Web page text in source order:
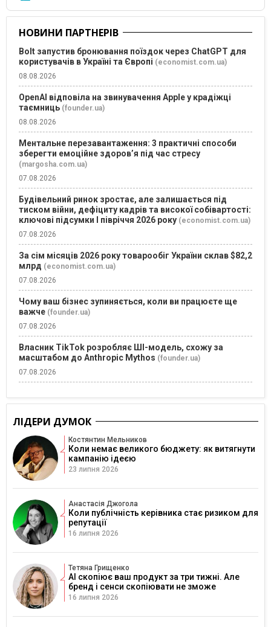
НОВИНИ ПАРТНЕРІВ
Bolt запустив бронювання поїздок через ChatGPT для
користувачів в Україні та Європі (economist.com.ua)
08.08.2026
OpenAI відповіла на звинувачення Apple у крадіжці
таємниць (founder.ua)
08.08.2026
Ментальне перезавантаження: 3 практичні способи
зберегти емоційне здоров’я під час стресу
(margosha.com.ua)
07.08.2026
Будівельний ринок зростає, але залишається під
тиском війни, дефіциту кадрів та високої собівартості:
ключові підсумки І півріччя 2026 року (economist.com.ua)
07.08.2026
За сім місяців 2026 року товарообіг України склав $82,2
млрд (economist.com.ua)
07.08.2026
Чому ваш бізнес зупиняється, коли ви працюєте ще
важче (founder.ua)
07.08.2026
Власник TikTok розробляє ШІ-модель, схожу за
масштабом до Anthropic Mythos (founder.ua)
07.08.2026
ЛІДЕРИ ДУМОК
Костянтин Мельников
Коли немає великого бюджету: як витягнути
кампанію ідеєю
23 липня 2026
Анастасія Джогола
Коли публічність керівника стає ризиком для
репутації
16 липня 2026
Тетяна Грищенко
AI скопіює ваш продукт за три тижні. Але
бренд і сенси скопіювати не зможе
16 липня 2026